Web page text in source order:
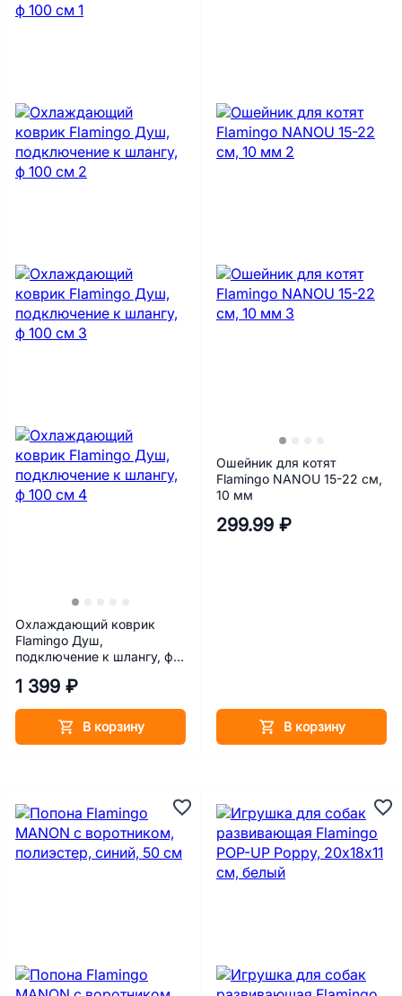
Охлаждающий коврик
Flamingo Душ,
подключение к шлангу, ф
1 399 ₽
В корзину
Ошейник для котят
Flamingo NANOU 15-22 см,
10 мм
299.99 ₽
В корзину